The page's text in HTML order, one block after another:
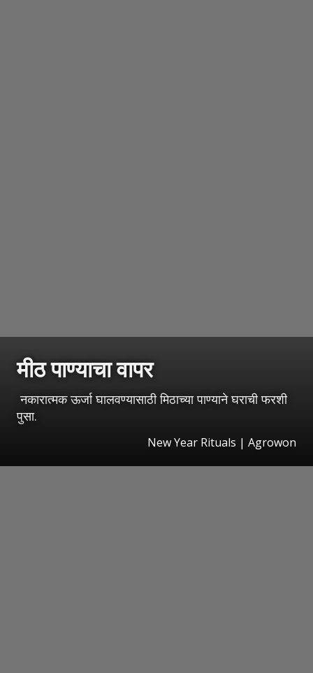
मीठ पाण्याचा वापर
नकारात्मक ऊर्जा घालवण्यासाठी मिठाच्या पाण्याने घराची फरशी
पुसा.
New Year Rituals | Agrowon